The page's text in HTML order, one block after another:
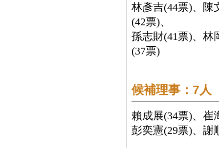
林彥吉(44票)、陳
(42票)、
孫志財(41票)、林
(37票)
候補理事：7人
賴成展(34票)、崔
彭奕憲(29票)、謝